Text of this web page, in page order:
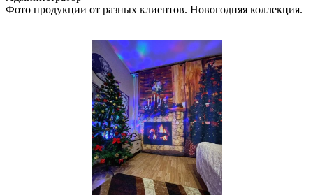
Фото продукции от разных клиентов. Новогодняя коллекция.